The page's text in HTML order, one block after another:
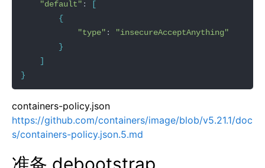
"default" :
[
{
"type" :
"insecureAcceptAnything"
}
]
}
containers-policy.json
https://github.com/containers/image/blob/v5.21.1/doc
s/containers-policy.json.5.md